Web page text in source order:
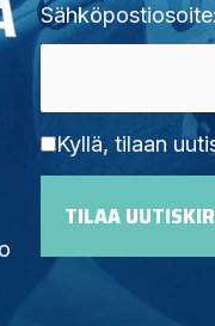
Sähköpostiosoite:
Kyllä, tilaan